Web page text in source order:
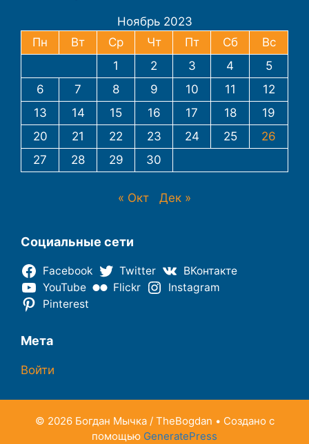
Ноябрь 2023
Пн
Вт Ср Чт Пт Сб
Вс
1
2 3 4
5
6
7 8 9 10 11
12
13
14 15 16 17 18
19
20
21 22 23 24 25
26
27
28 29 30
« Окт Дек »
Социальные сети
Facebook Twitter
ВКонтакте
YouTube
Flickr
Instagram
Pinterest
Мета
Войти
© 2026 Богдан Мычка / TheBogdan • Создано с
помощью GeneratePress